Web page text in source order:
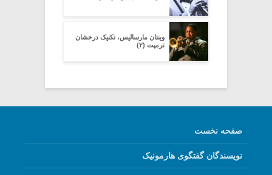
وینتان مارسالیس، تکنیک درخشان
ترمپت (۲)
صفحه نخست
نویسندگان گفتگوی هارمونیک